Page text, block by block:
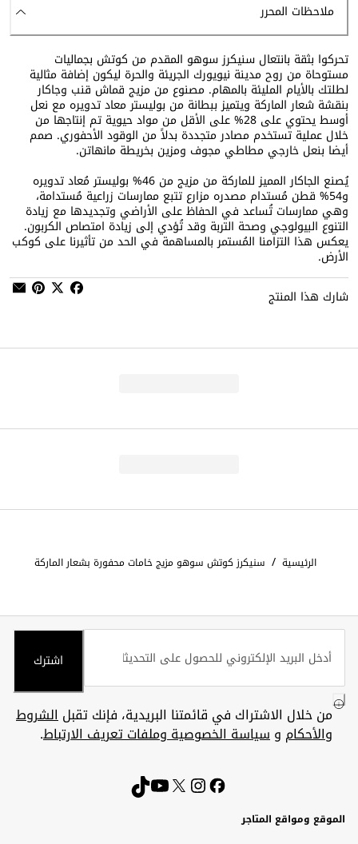
ملاحظات المحرر
تحركوا بثقة بانتعال سنيكرز سوهو المقدم من كوتش بجماليات
مستوحاة من روح مدينة نيويورك الجريئة والحرة ليكون إضافة مثالية
لطلتك بالأيام المليئة بالمهام. مصنوع من مزيج قماش قنب وجاكار
بنقشة شعار الماركة ويتميز ببطانة من بوليستر معاد تدويره مع نعل
أوسط يحتوي على 28% على الأقل من مواد حيوية تم إنتاجها من
خلال عملية تستخدم مصادر متجددة بدلاً من الوقود الأحفوري. صمم
أيضا بنعل خارجي مطاطي مجوف ومزين بخريطة مانهاتن.
يُصنع الجاكار المميز للماركة من مزيج من 46% بوليستر مُعاد تدويره
و54% قطن مُستدام مصدره مزارع تتبع ممارسات زراعية مُستدامة،
وهي ممارسات تُساعد في الحفاظ على الأراضي وتجديدها مع زيادة
التنوع البيولوجي وصحة التربة وقد تُؤدي إلى زيادة امتصاص الكربون.
يعكس هذا التزامنا المُستمر بالمساهمة في الحد من تأثيرنا على كوكب
الأرض.
شارك هذا المنتج
الرئيسية / سنيكرز كوتش سوهو مزيج خامات محفورة بشعار الماركة
اشترك
من خلال الاشتراك في قائمتنا البريدية، فإنك تقبلالشروط
والأحكام وسياسة الخصوصية وملفات تعريف الارتباط.
الموقع ومواقع المتاجر